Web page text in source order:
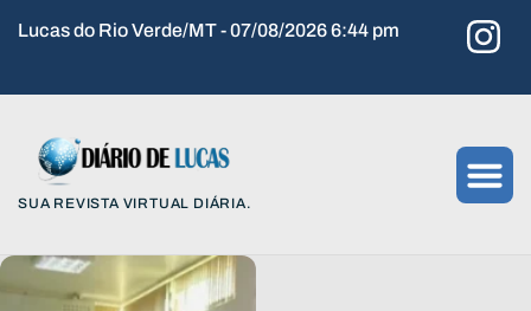
Lucas do Rio Verde/MT - 07/08/2026 6:44 pm
SUA REVISTA VIRTUAL DIÁRIA.